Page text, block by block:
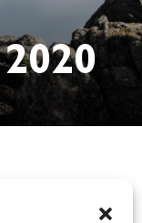
- Écoles